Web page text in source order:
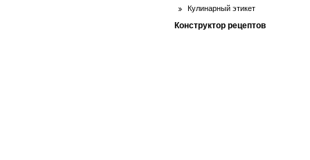
Кулинарный этикет
Конструктор рецептов